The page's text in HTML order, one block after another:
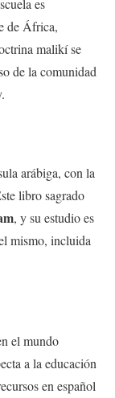
es
de África,
malikí se
de la comunidad
arábiga, con la
libro sagrado
, y su estudio es
mismo, incluida
el mundo
a la educación
en español